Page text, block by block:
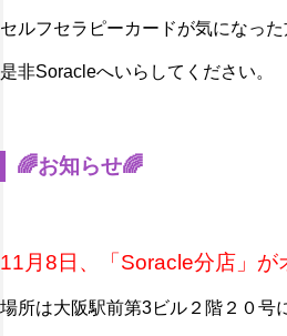
セルフセラピーカードが気になった
是非Soracleへいらしてください。
🌈お知らせ🌈
11月8日、「Soracle分店」が
場所は大阪駅前第3ビル２階２０号